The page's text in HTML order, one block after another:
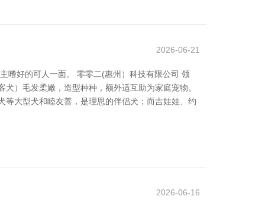
2026-06-21
嗜好的可人一面。 零零二(惠州）科技有限公司 领
）毛发柔嫩，造型种种，额外适互助为家庭宠物。
等大型犬和睦友善，是理思的伴侣犬；而吉娃娃、约
2026-06-16